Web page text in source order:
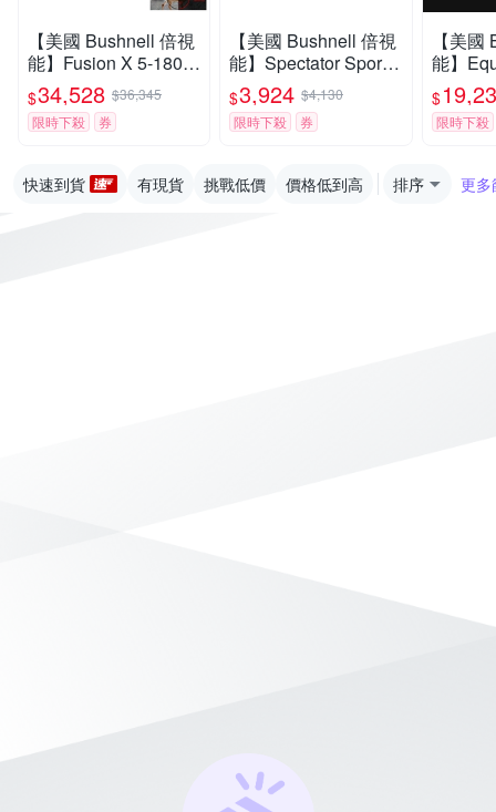
【美國 Bushnell 倍視
能】Fusion X 5-1800
碼 10x42mm 智慧顯
色雷射測距雙筒望遠
鏡 FX1042AD
$34,528 $36,345
限時下殺
券
【美國 Bushnell 倍視
能】Spectator Sport
觀賽系列 8x32mm 中
型免調焦雙筒望遠鏡
BS1832 (公司貨)
$3,924 $4,130
限時下殺
券
【美
能】
夜系
日夜兩
夜視鏡
$
限時下殺
快速到貨 有現貨 挑戰低價 價格低到高 排序 更多